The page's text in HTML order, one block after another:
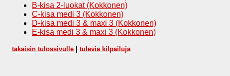
B-kisa 2-luokat (Kokkonen)
C-kisa medi 3 (Kokkonen)
D-kisa medi 3 & maxi 3 (Kokkonen)
E-kisa medi 3 & maxi 3 (Kokkonen)
takaisin tulossivulle tulevia kilpailuja